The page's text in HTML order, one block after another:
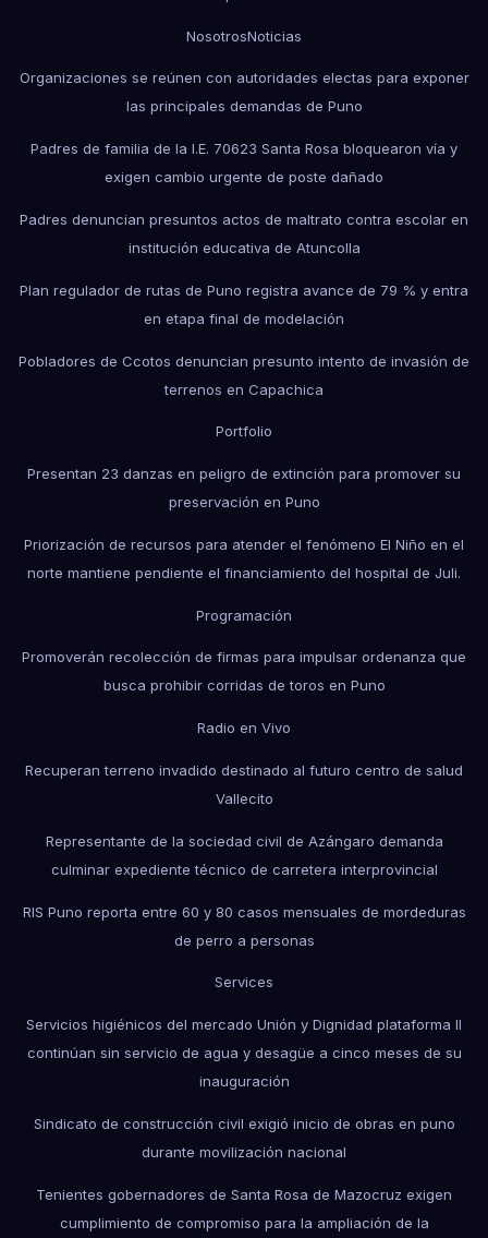
NosotrosNoticias
Organizaciones se reúnen con autoridades electas para exponer
las principales demandas de Puno
Padres de familia de la I.E. 70623 Santa Rosa bloquearon vía y
exigen cambio urgente de poste dañado
Padres denuncian presuntos actos de maltrato contra escolar en
institución educativa de Atuncolla
Plan regulador de rutas de Puno registra avance de 79 % y entra
en etapa final de modelación
Pobladores de Ccotos denuncian presunto intento de invasión de
terrenos en Capachica
Portfolio
Presentan 23 danzas en peligro de extinción para promover su
preservación en Puno
Priorización de recursos para atender el fenómeno El Niño en el
norte mantiene pendiente el financiamiento del hospital de Juli.
Programación
Promoverán recolección de firmas para impulsar ordenanza que
busca prohibir corridas de toros en Puno
Radio en Vivo
Recuperan terreno invadido destinado al futuro centro de salud
Vallecito
Representante de la sociedad civil de Azángaro demanda
culminar expediente técnico de carretera interprovincial
RIS Puno reporta entre 60 y 80 casos mensuales de mordeduras
de perro a personas
Services
Servicios higiénicos del mercado Unión y Dignidad plataforma II
continúan sin servicio de agua y desagüe a cinco meses de su
inauguración
Sindicato de construcción civil exigió inicio de obras en puno
durante movilización nacional
Tenientes gobernadores de Santa Rosa de Mazocruz exigen
cumplimiento de compromiso para la ampliación de la